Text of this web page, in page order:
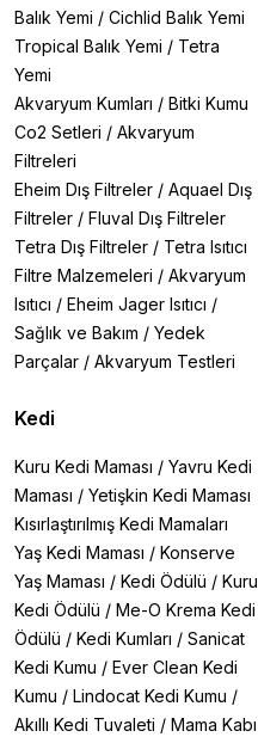
Balık Yemi / Cichlid Balık Yemi
Tropical Balık Yemi / Tetra
Yemi
Akvaryum Kumları / Bitki Kumu
Co2 Setleri / Akvaryum
Filtreleri
Eheim Dış Filtreler / Aquael Dış
Filtreler / Fluval Dış Filtreler
Tetra Dış Filtreler / Tetra Isıtıcı
Filtre Malzemeleri / Akvaryum
Isıtıcı / Eheim Jager Isıtıcı /
Sağlık ve Bakım / Yedek
Parçalar / Akvaryum Testleri
Kedi
Kuru Kedi Maması / Yavru Kedi
Maması / Yetişkin Kedi Maması
Kısırlaştırılmış Kedi Mamaları
Yaş Kedi Maması / Konserve
Yaş Maması / Kedi Ödülü / Kuru
Kedi Ödülü / Me-O Krema Kedi
Ödülü / Kedi Kumları / Sanicat
Kedi Kumu / Ever Clean Kedi
Kumu / Lindocat Kedi Kumu /
Akıllı Kedi Tuvaleti / Mama Kabı